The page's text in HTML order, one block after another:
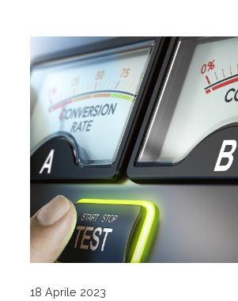
18 Aprile 2023